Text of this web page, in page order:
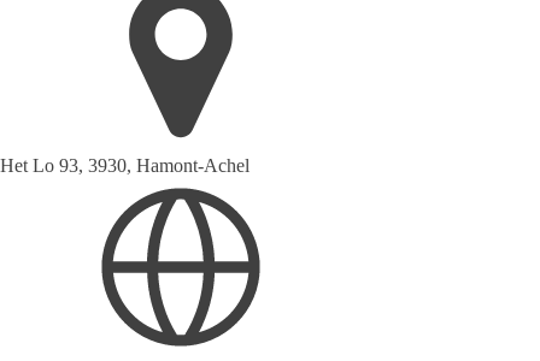
Het Lo 93, 3930, Hamont-Achel